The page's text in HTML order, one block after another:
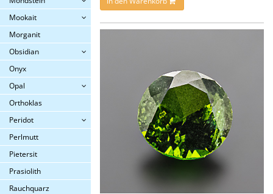
Mookait
Morganit
Obsidian
Onyx
Opal
Orthoklas
Peridot
Perlmutt
Pietersit
Prasiolith
Rauchquarz